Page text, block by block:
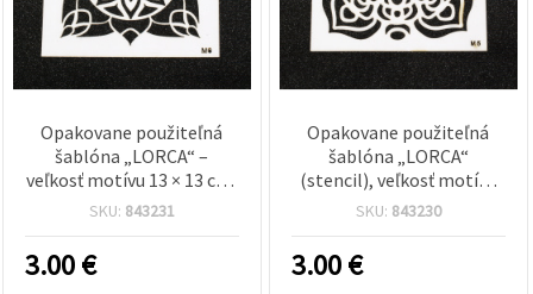
Opakovane použiteľná
šablóna „LORCA“ –
veľkosť motívu 13 × 13 cm,
dizajn LM6
SKU: 843231
3.00€
Opakovane použiteľná
šablóna „LORCA“
(stencil), veľkosť motívu
13 × 13 cm, dizajn LM5
SKU: 843230
3.00€